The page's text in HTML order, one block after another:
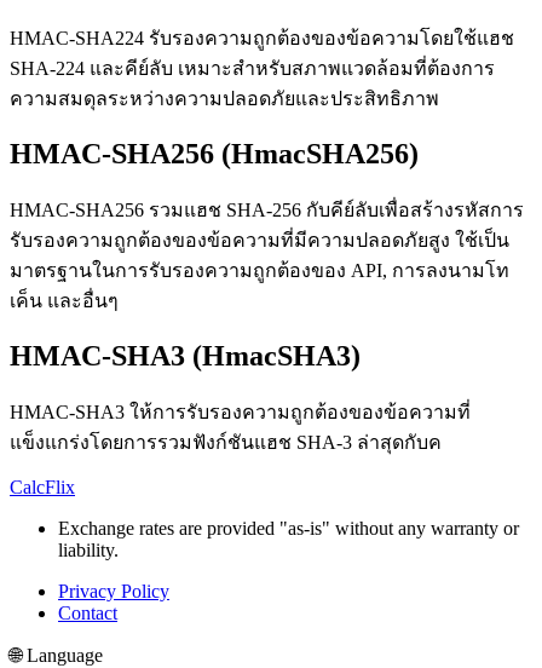
HMAC-SHA224 รับรองความถูกต้องของข้อความโดยใช้แฮช
SHA-224 และคีย์ลับ เหมาะสำหรับสภาพแวดล้อมที่ต้องการ
ความสมดุลระหว่างความปลอดภัยและประสิทธิภาพ
HMAC-SHA256 (HmacSHA256)
HMAC-SHA256 รวมแฮช SHA-256 กับคีย์ลับเพื่อสร้างรหัสการ
รับรองความถูกต้องของข้อความที่มีความปลอดภัยสูง ใช้เป็น
มาตรฐานในการรับรองความถูกต้องของ API, การลงนามโท
เค็น และอื่นๆ
HMAC-SHA3 (HmacSHA3)
HMAC-SHA3 ให้การรับรองความถูกต้องของข้อความที่
แข็งแกร่งโดยการรวมฟังก์ชันแฮช SHA-3 ล่าสุดกับค
CalcFlix
Exchange rates are provided "as-is" without any warranty or
liability.
Privacy Policy
Contact
🌐 Language